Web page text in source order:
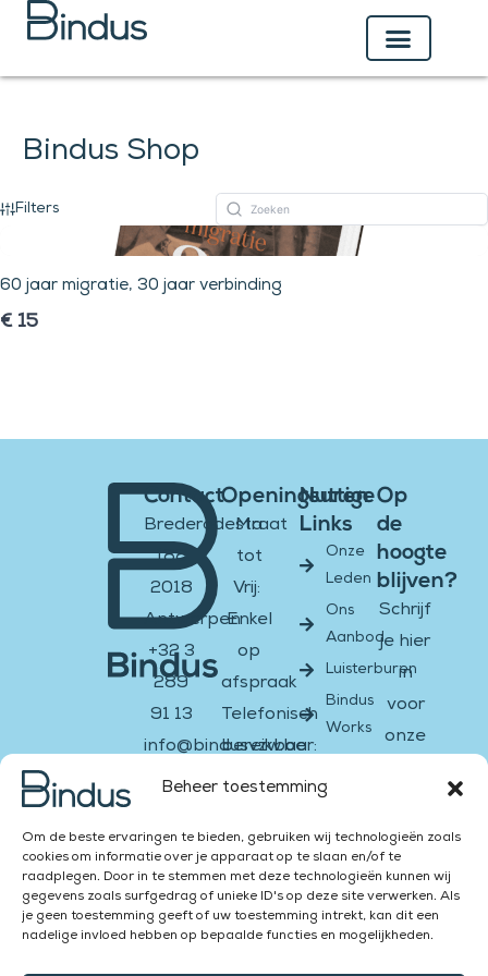
Beheer toestemming
Om de beste ervaringen te bieden, gebruiken wij technologieën zoals
cookies om informatie over je apparaat op te slaan en/of te
raadplegen. Door in te stemmen met deze technologieën kunnen wij
gegevens zoals surfgedrag of unieke ID's op deze site verwerken. Als
je geen toestemming geeft of uw toestemming intrekt, kan dit een
nadelige invloed hebben op bepaalde functies en mogelijkheden.
naar
Bindus Shop
Filters
60 jaar migratie, 30 jaar verbinding
€ 15
Contact
Brederodestraat
188
2018
Antwerpen
+32 3
289
91 13
info@bindusvzw.be
BE0451.931.908
f
in
Openingsuren
Ma
tot
Vrij:
Enkel
op
afspraak
Telefonisch
bereikbaar:
Ma &
13:00
–
16:00
Za &
Nuttige
Links
Onze
Leden
Ons
Aanbod
Luisterburen
Bindus
Works
Op
de
hoogte
blijven?
Schrijf
je hier
in
voor
onze
Versturen